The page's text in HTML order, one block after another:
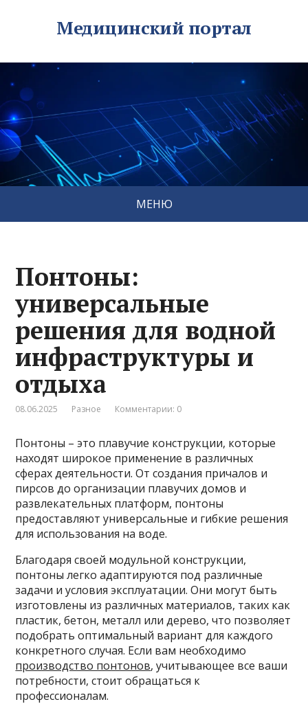
Медицинский портал
МЕНЮ
Понтоны:
универсальные
решения для водной
инфраструктуры и
отдыха
08.06.2025 Разное Комментарии: 0
Понтоны – это плавучие конструкции, которые
находят широкое применение в различных
сферах деятельности. От создания причалов и
пирсов до организации плавучих домов и
развлекательных платформ, понтоны
предоставляют универсальные и гибкие решения
для использования на воде.
Благодаря своей модульной конструкции,
понтоны легко адаптируются под различные
задачи и условия эксплуатации. Они могут быть
изготовлены из различных материалов, таких как
пластик, бетон, металл или дерево, что позволяет
подобрать оптимальный вариант для каждого
конкретного случая. Если вам необходимо
производство понтонов, учитывающее все ваши
потребности, стоит обращаться к
профессионалам.